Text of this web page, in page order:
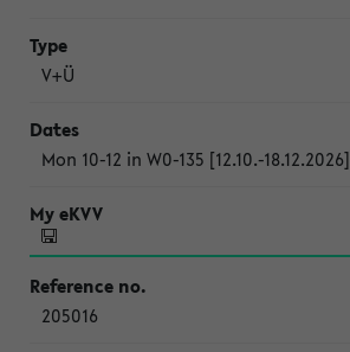
V+Ü
Mon 10-12 in W0-135 [12.10.-18.12.2026]
205016